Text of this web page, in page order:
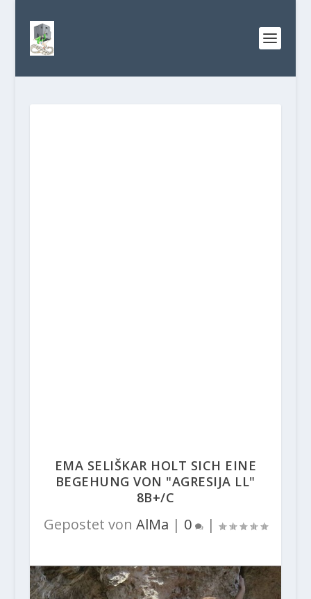
EMA SELIŠKAR HOLT SICH EINE
BEGEHUNG VON "AGRESIJA LL"
8B+/C
Gepostet von AlMa | 0 |